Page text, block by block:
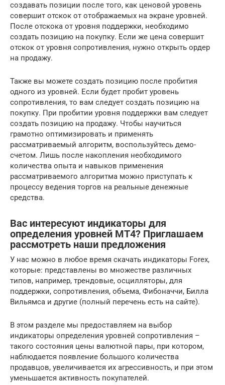
создавать позиции после того, как ценовой уровень
совершит отскок от отображаемых на экране уровней.
После отскока от уровня поддержки, необходимо
создать позицию на покупку. Если же цена совершит
отскок от уровня сопротивления, нужно открыть ордер
на продажу.
Также вы можете создать позицию после пробития
одного из уровней. Если будет пробит уровень
сопротивления, то вам следует создать позицию на
покупку. При пробитии уровня поддержки вам следует
создать позицию на продажу. Чтобы научиться
грамотно оптимизировать и применять
рассматриваемый алгоритм, воспользуйтесь демо-
счетом. Лишь после накопления необходимого
количества опыта и навыков применения
рассматриваемого алгоритма можно приступать к
процессу ведения торгов на реальные денежные
средства.
Вас интересуют индикаторы для
определения уровней MT4? Приглашаем
рассмотреть наши предложения
У нас можно в любое время скачать индикаторы Forex,
которые: представлены во множестве различных
типов, например, трендовые, осцилляторы, для
поддержки, сопротивления, объема, Фибоначчи, Билла
Вильямса и другие (полный перечень есть на сайте).
В этом разделе мы предоставляем на выбор
индикаторы определения уровней сопротивления –
такого состояния цены валютной пары, при котором,
наблюдается появление большого количества
продавцов, увеличивается их агрессивность, и при этом
уменьшается активность покупателей.